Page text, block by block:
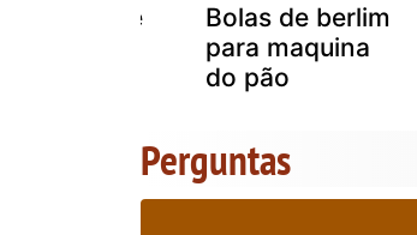
de ló de
Bolas de berlim
para maquina
do pão
Perguntas